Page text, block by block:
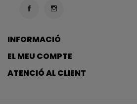
INFORMACIÓ
EL MEU COMPTE
ATENCIÓ AL CLIENT